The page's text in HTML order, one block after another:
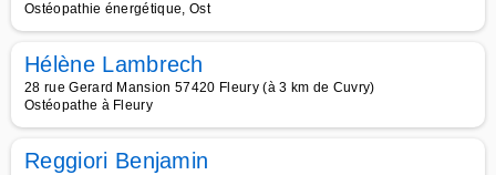
Ostéopathie énergétique, Ost
Hélène Lambrech
28 rue Gerard Mansion 57420 Fleury (à 3 km de Cuvry)
Ostéopathe à Fleury
Reggiori Benjamin